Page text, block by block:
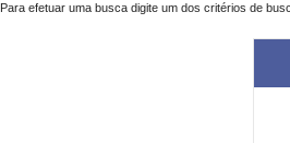
Para efetuar uma busca digite um dos critérios de